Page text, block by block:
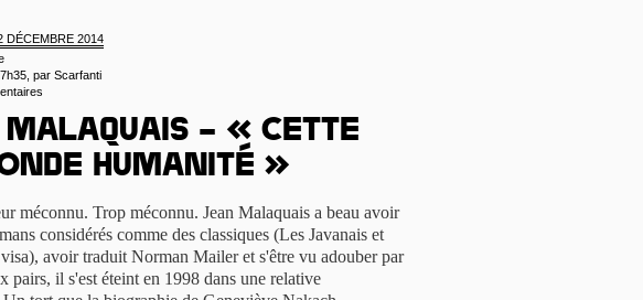
DÉCEMBRE 2014
par Scarfanti
Malaquais – « Cette
humanité »
méconnu. Trop méconnu. Jean Malaquais a beau avoir
considérés comme des classiques (Les Javanais et
visa), avoir traduit Norman Mailer et s'être vu adouber par
pairs, il s'est éteint en 1998 dans une relative